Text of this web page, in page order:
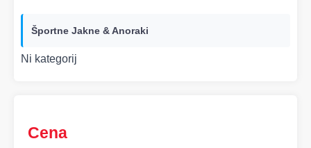
Športne Jakne & Anoraki
Ni kategorij
Cena